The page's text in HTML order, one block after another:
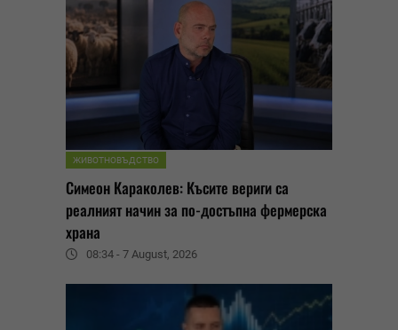
ЖИВОТНОВЪДСТВО
Симеон Караколев: Късите вериги са
реалният начин за по-достъпна фермерска
храна
08:34 - 7 August, 2026